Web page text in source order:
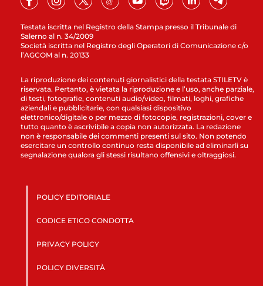
Testata iscritta nel Registro della Stampa presso il Tribunale di
Salerno al n. 34/2009
Società iscritta nel Registro degli Operatori di Comunicazione c/o
l’AGCOM al n. 20133
La riproduzione dei contenuti giornalistici della testata STILETV è
riservata. Pertanto, è vietata la riproduzione e l’uso, anche parziale,
di testi, fotografie, contenuti audio/video, filmati, loghi, grafiche
aziendali e pubblicitarie, con qualsiasi dispositivo
elettronico/digitale o per mezzo di fotocopie, registrazioni, cover e
tutto quanto è ascrivibile a copia non autorizzata. La redazione
non è responsabile dei commenti presenti sul sito. Non potendo
esercitare un controllo continuo resta disponibile ad eliminarli su
segnalazione qualora gli stessi risultano offensivi e oltraggiosi.
POLICY EDITORIALE
CODICE ETICO CONDOTTA
PRIVACY POLICY
POLICY DIVERSITÀ